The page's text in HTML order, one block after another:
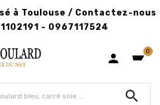
à Toulouse / Contactez-nous
- 0967117524
 0
